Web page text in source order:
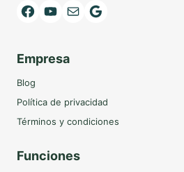
Facebook YouTube Mail Google
Empresa
Blog
Política de privacidad
Términos y condiciones
Funciones